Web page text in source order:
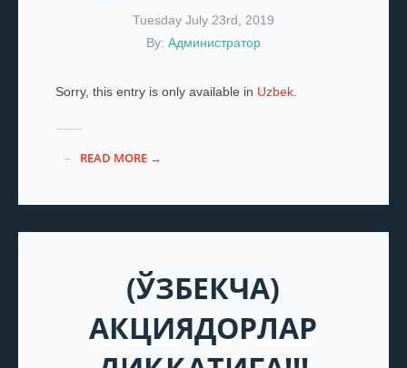
Tuesday July 23rd, 2019
By: Администратор
Sorry, this entry is only available in Uzbek.
READ MORE →
(ЎЗБЕКЧА)
АКЦИЯДОРЛАР